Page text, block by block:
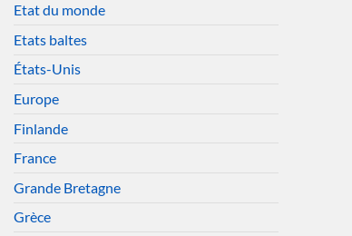
Etat du monde
Etats baltes
États-Unis
Europe
Finlande
France
Grande Bretagne
Grèce